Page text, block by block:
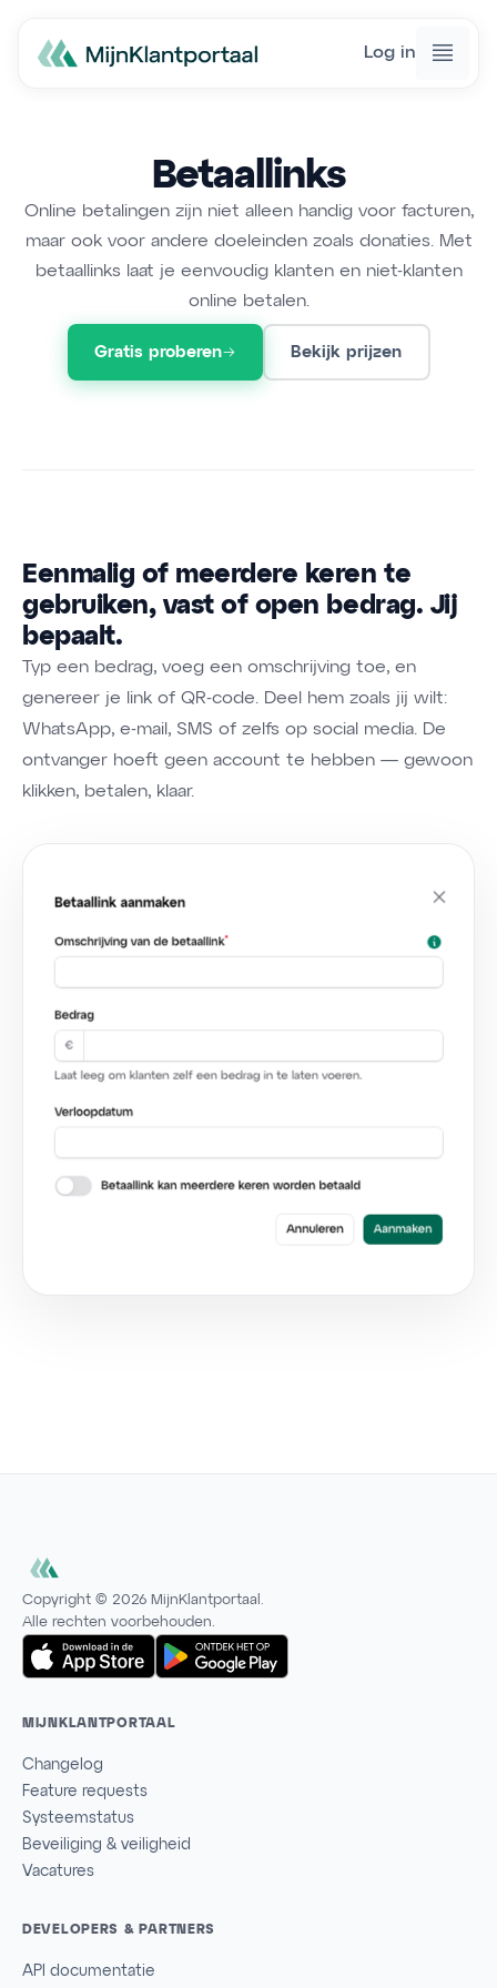
Log in
Betaallinks
Online betalingen zijn niet alleen handig voor facturen,
maar ook voor andere doeleinden zoals donaties. Met
betaallinks laat je eenvoudig klanten en niet-klanten
online betalen.
Gratis proberen Bekijk prijzen
Eenmalig of meerdere keren te
gebruiken, vast of open bedrag. Jij
bepaalt.
Typ een bedrag, voeg een omschrijving toe, en
genereer je link of QR-code. Deel hem zoals jij wilt:
WhatsApp, e-mail, SMS of zelfs op social media. De
ontvanger hoeft geen account te hebben — gewoon
klikken, betalen, klaar.
Copyright © 2026 MijnKlantportaal.
Alle rechten voorbehouden.
MIJNKLANTPORTAAL
Changelog
Feature requests
Systeemstatus
Beveiliging & veiligheid
Vacatures
DEVELOPERS & PARTNERS
API documentatie